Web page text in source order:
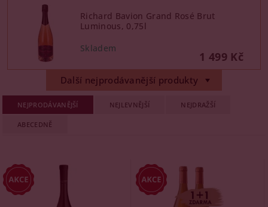
Richard Bavion Grand Rosé Brut
Luminous, 0,75l
1 499 Kč
Další nejprodávanější produkty
NEJPRODÁVANĚJŠÍ NEJLEVNĚJŠÍ NEJDRAŽŠÍ
ABECEDNĚ